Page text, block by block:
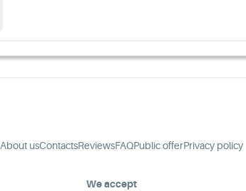
About usContactsReviewsFAQPublic offerPrivacy policy
We accept